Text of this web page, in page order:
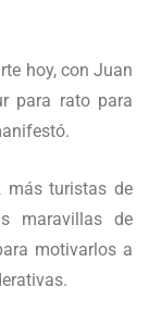
hoy, con Juan
para rato para
más turistas de
maravillas de
motivarlos a